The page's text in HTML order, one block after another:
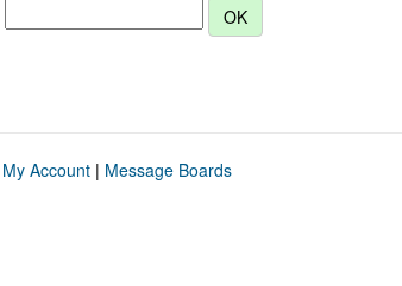
My Account| Message Boards